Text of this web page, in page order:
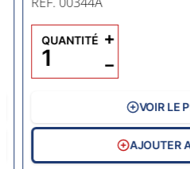
QUANTITÉ
−
+
VOIR LE
AJOUTER